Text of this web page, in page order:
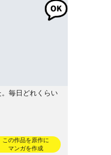
毎日どれくらい
この作品を原作に
マンガを作成